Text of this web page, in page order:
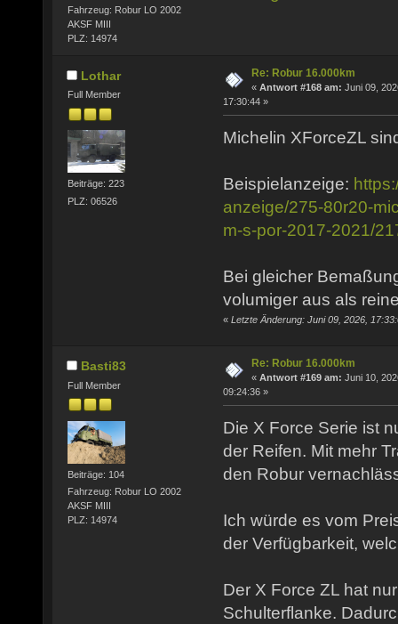
Fahrzeug: Robur LO 2002
AKSF MIII
PLZ: 14974
Lothar
Full Member
Beiträge: 223
PLZ: 06526
Re: Robur 16.000km
« Antwort #168 am: Juni 09,
17:30:44 »
Michelin XForceZL
Beispielanzeige:
anzeige/275-80r20-
m-s-por-2017-2021/
Bei gleicher
volumiger aus als
« Letzte Änderung: Juni 09, 2026,
Basti83
Full Member
Beiträge: 104
Fahrzeug: Robur LO 2002
AKSF MIII
PLZ: 14974
Re: Robur 16.000km
« Antwort #169 am: Juni 10,
09:24:36 »
Die X Force Serie ist
der Reifen. Mit mehr
den Robur
Ich würde es vom
der Verfügbarkeit,
Der X Force ZL hat
Schulterflanke.